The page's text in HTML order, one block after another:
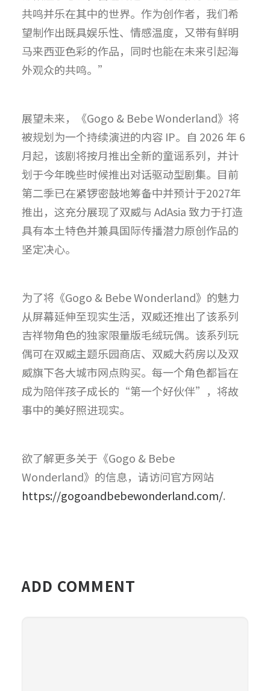
共鸣并乐在其中的世界。作为创作者，我们希
望制作出既具娱乐性、情感温度，又带有鲜明
马来西亚色彩的作品，同时也能在未来引起海
外观众的共鸣。”
展望未来，《Gogo & Bebe Wonderland》将
被规划为一个持续演进的内容 IP。自 2026 年 6
月起，该剧将按月推出全新的童谣系列，并计
划于今年晚些时候推出对话驱动型剧集。目前
第二季已在紧锣密鼓地筹备中并预计于2027年
推出，这充分展现了双威与 AdAsia 致力于打造
具有本土特色并兼具国际传播潜力原创作品的
坚定决心。
为了将《Gogo & Bebe Wonderland》的魅力
从屏幕延伸至现实生活，双威还推出了该系列
吉祥物角色的独家限量版毛绒玩偶。该系列玩
偶可在双威主题乐园商店、双威大药房以及双
威旗下各大城市网点购买。每一个角色都旨在
成为陪伴孩子成长的“第一个好伙伴”，将故
事中的美好照进现实。
欲了解更多关于《Gogo & Bebe
Wonderland》的信息，请访问官方网站
https://gogoandbebewonderland.com/.
ADD COMMENT